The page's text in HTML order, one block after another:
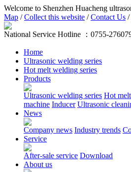
Welcome to Shenzhen Huacheng
Map /Collect this website /Contact Us /
National Service Hotline ： 0755-
Home
Ultrasonic welding series
Hot melt welding series
Products
Ultrasonic welding series Hot
machine Inducer Ultrasonic
News
Company news Industry trends
Service
After-sale service Download
About us